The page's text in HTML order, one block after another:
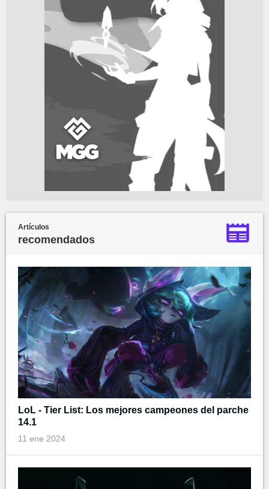
Artículos
recomendados
LoL - Tier List: Los mejores campeones del parche
14.1
11 ene 2024